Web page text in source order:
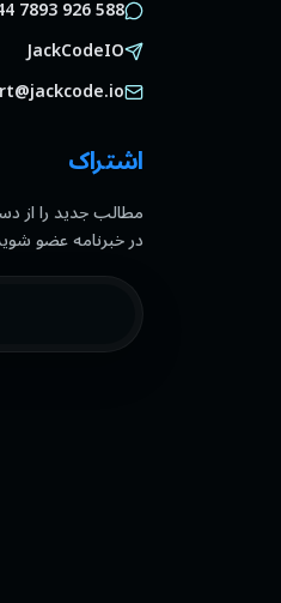
7893 926 588
JackCodeIO
اشتراک
مطالب جدید را از
در خبرنامه عضو